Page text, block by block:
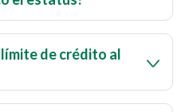
solicitud, ingresa aBanca
Online Tarjetas de
de crédito al
de crédito, puede